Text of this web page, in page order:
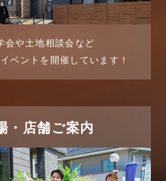
会や土地相談会など
ベントを開催しています！
・店舗ご案内